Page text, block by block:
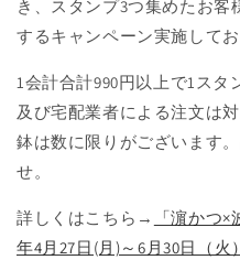
き、スタンプ3つ集めたお客
するキャンペーン実施して
1会計合計990円以上で1スタ
及び宅配業者による注文は
鉢は数に限りがございます
せ。
詳しくはこちら→
「濵かつ
年4月27日(月)～6月30日（